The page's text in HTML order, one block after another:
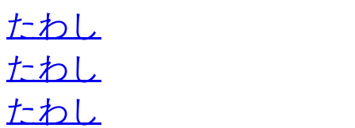
たわし
たわし
たわし